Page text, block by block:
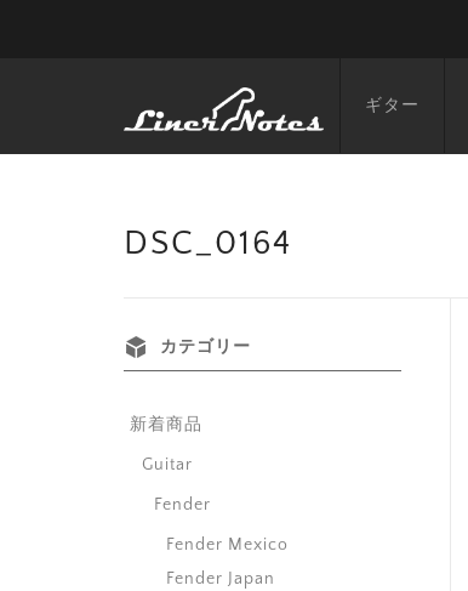
ギター
DSC_0164
カテゴリー
新着商品
Guitar
Fender
Fender Mexico
Fender Japan